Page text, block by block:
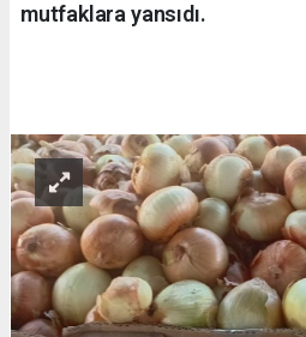
mutfaklara yansıdı.